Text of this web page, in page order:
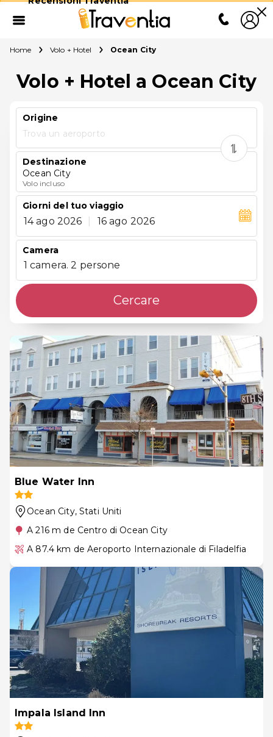
Home Volo + Hotel Ocean City
Volo + Hotel a Ocean City
Origine
Trova un aeroporto
Destinazione
Ocean City
Volo incluso
Giorni del tuo viaggio
14 ago 2026 16 ago 2026
Camera
1 camera. 2 persone
Cercare
Blue Water Inn
Ocean City, Stati Uniti
A 216 m de Centro di Ocean City
A 87.4 km de Aeroporto Internazionale di Filadelfia
Impala Island Inn